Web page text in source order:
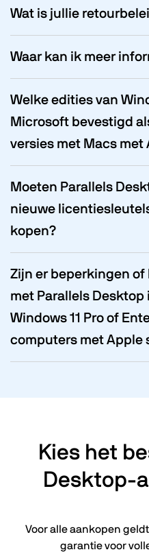
Wat is jullie
Waar kan ik meer
Welke edities van
Microsoft bevestigd
versies met Macs met
Moeten Parallels
nieuwe
kopen?
Zijn er beperkingen
met Parallels
Windows 11 Pro of
computers met Apple
Kies het
Desktop-
Voor alle aankopen
garantie voor